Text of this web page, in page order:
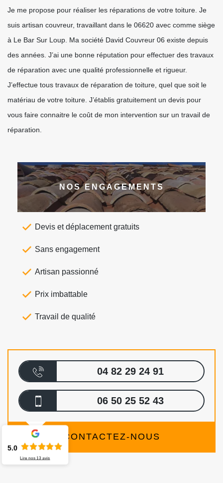
Je me propose pour réaliser les réparations de votre toiture. Je
suis artisan couvreur, travaillant dans le 06620 avec comme siège
à Le Bar Sur Loup. Ma société David Couvreur 06 existe depuis
des années. J’ai une bonne réputation pour effectuer des travaux
de réparation avec une qualité professionnelle et rigueur.
J’effectue tous travaux de réparation de toiture, quel que soit le
matériau de votre toiture. J’établis gratuitement un devis pour
vous faire connaitre le coût de mon intervention sur un travail de
réparation.
NOS ENGAGEMENTS
Devis et déplacement gratuits
Sans engagement
Artisan passionné
Prix imbattable
Travail de qualité
04 82 29 24 91
06 50 25 52 43
CONTACTEZ-NOUS
5.0
Lire nos13 avis